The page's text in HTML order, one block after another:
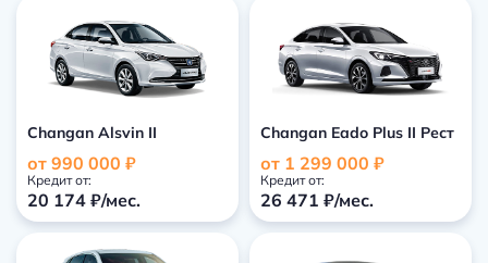
Changan Alsvin II
от 990 000 ₽
Кредит от:
20 174 ₽/мес.
Changan Eado Plus II Рест
от 1 299 000 ₽
Кредит от:
26 471 ₽/мес.